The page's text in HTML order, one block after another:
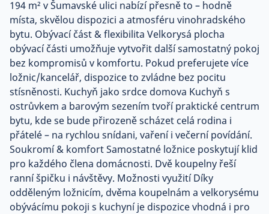
194 m² v Šumavské ulici nabízí přesně to – hodně
místa, skvělou dispozici a atmosféru vinohradského
bytu. Obývací část & flexibilita Velkorysá plocha
obývací části umožňuje vytvořit další samostatný pokoj
bez kompromisů v komfortu. Pokud preferujete více
ložnic/kancelář, dispozice to zvládne bez pocitu
stísněnosti. Kuchyň jako srdce domova Kuchyň s
ostrůvkem a barovým sezením tvoří praktické centrum
bytu, kde se bude přirozeně scházet celá rodina i
přátelé – na rychlou snídani, vaření i večerní povídání.
Soukromí & komfort Samostatné ložnice poskytují klid
pro každého člena domácnosti. Dvě koupelny řeší
ranní špičku i návštěvy. Možnosti využití Díky
odděleným ložnicím, dvěma koupelnám a velkorysému
obývácímu pokoji s kuchyní je dispozice vhodná i pro